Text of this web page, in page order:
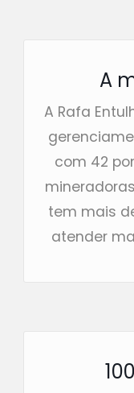
A
A Rafa
com 42
tem mais
atender